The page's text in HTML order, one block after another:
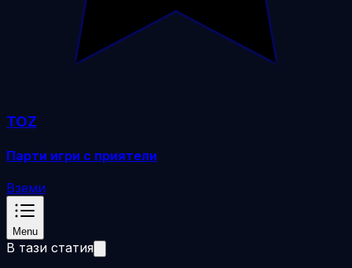
TOZ
Парти игри с приятели
Вземи
Menu
В тази статия